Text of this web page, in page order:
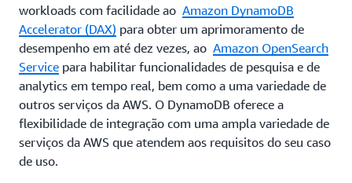
workloads com facilidade ao Amazon DynamoDB
Accelerator (DAX) para obter um aprimoramento de
desempenho em até dez vezes, ao Amazon OpenSearch
Service para habilitar funcionalidades de pesquisa e de
analytics em tempo real, bem como a uma variedade de
outros serviços da AWS. O DynamoDB oferece a
flexibilidade de integração com uma ampla variedade de
serviços da AWS que atendem aos requisitos do seu caso
de uso.